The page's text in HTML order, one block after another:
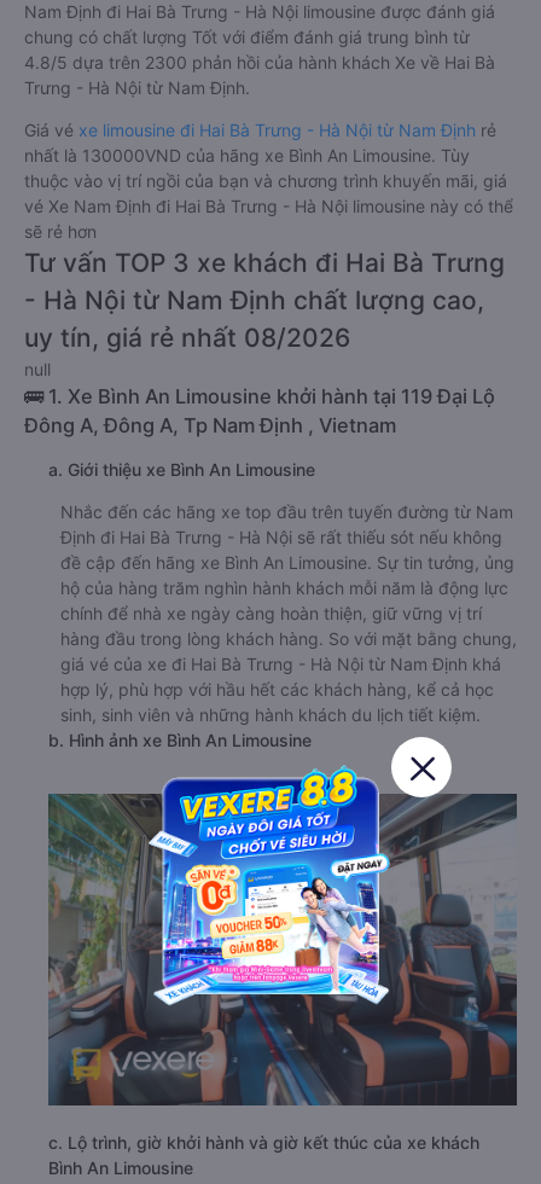
Nam Định đi Hai Bà Trưng - Hà Nội limousine được đánh giá
chung có chất lượng Tốt với điểm đánh giá trung bình từ
4.8/5 dựa trên 2300 phản hồi của hành khách Xe về Hai Bà
Trưng - Hà Nội từ Nam Định.
Giá vé xe limousine đi Hai Bà Trưng - Hà Nội từ Nam Định rẻ
nhất là 130000VND của hãng xe Bình An Limousine. Tùy
thuộc vào vị trí ngồi của bạn và chương trình khuyến mãi, giá
vé Xe Nam Định đi Hai Bà Trưng - Hà Nội limousine này có thể
sẽ rẻ hơn
Tư vấn TOP 3 xe khách đi Hai Bà Trưng
- Hà Nội từ Nam Định chất lượng cao,
uy tín, giá rẻ nhất 08/2026
null
🚌 1. Xe Bình An Limousine khởi hành tại 119 Đại Lộ
Đông A, Đông A, Tp Nam Định , Vietnam
a. Giới thiệu xe Bình An Limousine
Nhắc đến các hãng xe top đầu trên tuyến đường từ Nam
Định đi Hai Bà Trưng - Hà Nội sẽ rất thiếu sót nếu không
đề cập đến hãng xe Bình An Limousine. Sự tin tưởng, ủng
hộ của hàng trăm nghìn hành khách mỗi năm là động lực
chính để nhà xe ngày càng hoàn thiện, giữ vững vị trí
hàng đầu trong lòng khách hàng. So với mặt bằng chung,
giá vé của xe đi Hai Bà Trưng - Hà Nội từ Nam Định khá
hợp lý, phù hợp với hầu hết các khách hàng, kể cả học
sinh, sinh viên và những hành khách du lịch tiết kiệm.
b. Hình ảnh xe Bình An Limousine
c. Lộ trình, giờ khởi hành và giờ kết thúc của xe khách
Bình An Limousine